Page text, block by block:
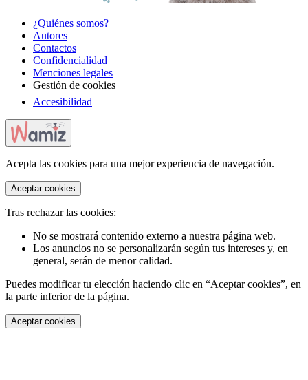
¿Quiénes somos?
Autores
Contactos
Confidencialidad
Menciones legales
Gestión de cookies
Accesibilidad
Acepta las cookies para una mejor experiencia de navegación.
Aceptar cookies
Tras rechazar las cookies:
No se mostrará contenido externo a nuestra página web.
Los anuncios no se personalizarán según tus intereses y, en
general, serán de menor calidad.
Puedes modificar tu elección haciendo clic en “Aceptar cookies”, en
la parte inferior de la página.
Aceptar cookies